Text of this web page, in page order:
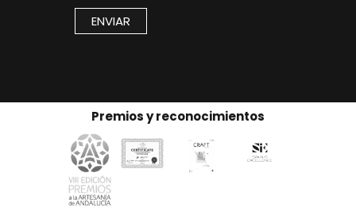
ENVIAR
Premios y reconocimientos